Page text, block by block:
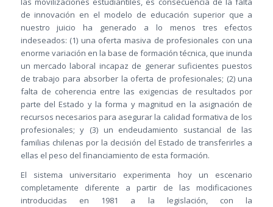
de innovación en el modelo de educación superior que a
nuestro juicio ha generado a lo menos tres efectos
indeseados: (1) una oferta masiva de profesionales con una
enorme variación en la base de formación técnica, que inunda
un mercado laboral incapaz de generar suficientes puestos
de trabajo para absorber la oferta de profesionales; (2) una
falta de coherencia entre las exigencias de resultados por
parte del Estado y la forma y magnitud en la asignación de
recursos necesarios para asegurar la calidad formativa de los
profesionales; y (3) un endeudamiento sustancial de las
familias chilenas por la decisión del Estado de transferirles a
ellas el peso del financiamiento de esta formación.
El sistema universitario experimenta hoy un escenario
completamente diferente a partir de las modificaciones
introducidas en 1981 a la legislación, con la